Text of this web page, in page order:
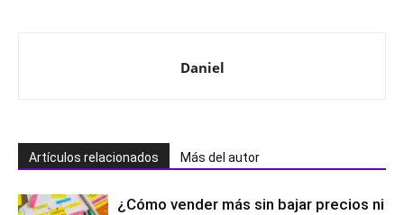
Daniel
Artículos relacionados Más del autor
¿Cómo vender más sin bajar precios ni